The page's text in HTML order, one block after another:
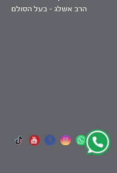
הרב אשלג – בעל הסולם